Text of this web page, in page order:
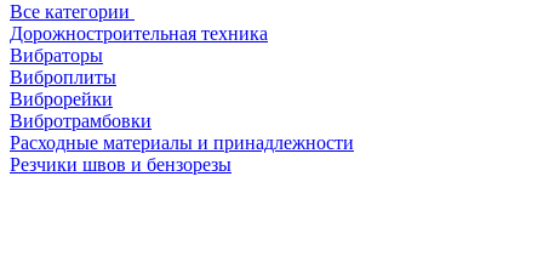
Все категории
Дорожностроительная техника
Вибраторы
Виброплиты
Виброрейки
Вибротрамбовки
Расходные материалы и принадлежности
Резчики швов и бензорезы